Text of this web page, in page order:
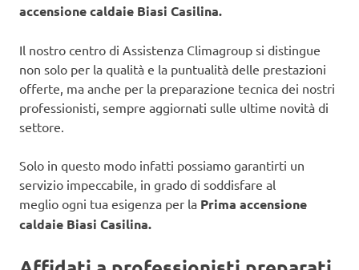
accensione caldaie Biasi Casilina.
Il nostro centro di Assistenza Climagroup si distingue
non solo per la qualità e la puntualità delle prestazioni
offerte, ma anche per la preparazione tecnica dei nostri
professionisti, sempre aggiornati sulle ultime novità di
settore.
Solo in questo modo infatti possiamo garantirti un
servizio impeccabile, in grado di soddisfare al
meglio ogni tua esigenza per la Prima accensione
caldaie Biasi Casilina.